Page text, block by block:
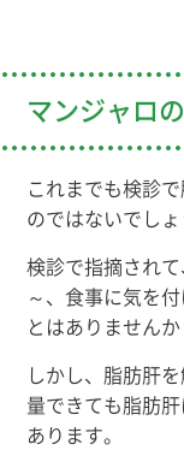
マンジャロ
これまでも検診
のではないでしょ
検診で指摘され
～、食事に気を
とはありませんか
しかし、脂肪肝
量できても脂肪
あります。